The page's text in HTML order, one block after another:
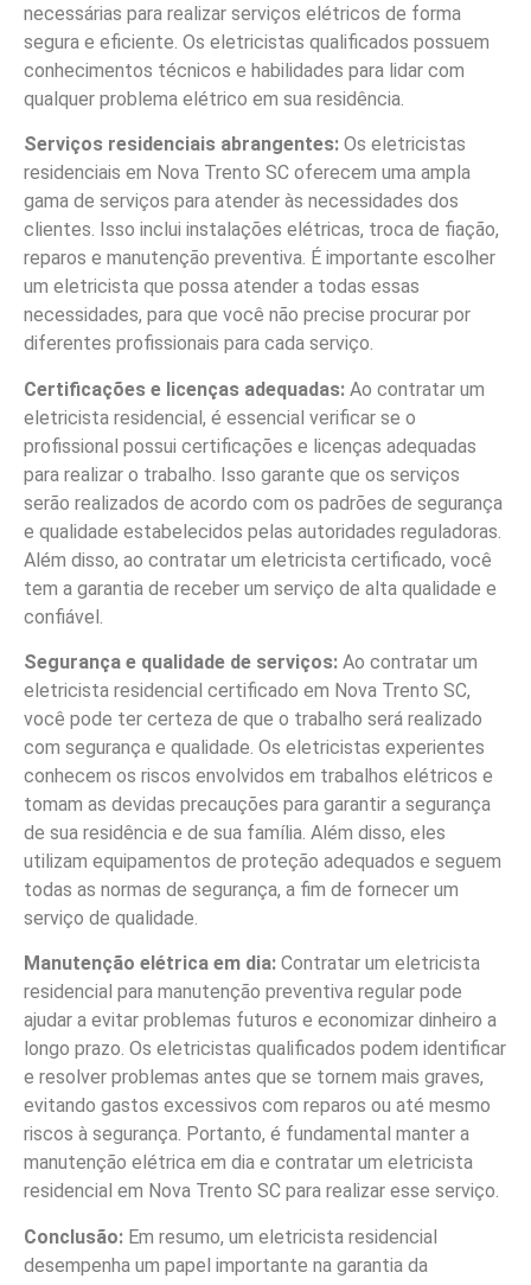
necessárias para realizar serviços elétricos de forma
segura e eficiente. Os eletricistas qualificados possuem
conhecimentos técnicos e habilidades para lidar com
qualquer problema elétrico em sua residência.
Serviços residenciais abrangentes: Os eletricistas
residenciais em Nova Trento SC oferecem uma ampla
gama de serviços para atender às necessidades dos
clientes. Isso inclui instalações elétricas, troca de fiação,
reparos e manutenção preventiva. É importante escolher
um eletricista que possa atender a todas essas
necessidades, para que você não precise procurar por
diferentes profissionais para cada serviço.
Certificações e licenças adequadas: Ao contratar um
eletricista residencial, é essencial verificar se o
profissional possui certificações e licenças adequadas
para realizar o trabalho. Isso garante que os serviços
serão realizados de acordo com os padrões de segurança
e qualidade estabelecidos pelas autoridades reguladoras.
Além disso, ao contratar um eletricista certificado, você
tem a garantia de receber um serviço de alta qualidade e
confiável.
Segurança e qualidade de serviços: Ao contratar um
eletricista residencial certificado em Nova Trento SC,
você pode ter certeza de que o trabalho será realizado
com segurança e qualidade. Os eletricistas experientes
conhecem os riscos envolvidos em trabalhos elétricos e
tomam as devidas precauções para garantir a segurança
de sua residência e de sua família. Além disso, eles
utilizam equipamentos de proteção adequados e seguem
todas as normas de segurança, a fim de fornecer um
serviço de qualidade.
Manutenção elétrica em dia: Contratar um eletricista
residencial para manutenção preventiva regular pode
ajudar a evitar problemas futuros e economizar dinheiro a
longo prazo. Os eletricistas qualificados podem identificar
e resolver problemas antes que se tornem mais graves,
evitando gastos excessivos com reparos ou até mesmo
riscos à segurança. Portanto, é fundamental manter a
manutenção elétrica em dia e contratar um eletricista
residencial em Nova Trento SC para realizar esse serviço.
Conclusão: Em resumo, um eletricista residencial
desempenha um papel importante na garantia da